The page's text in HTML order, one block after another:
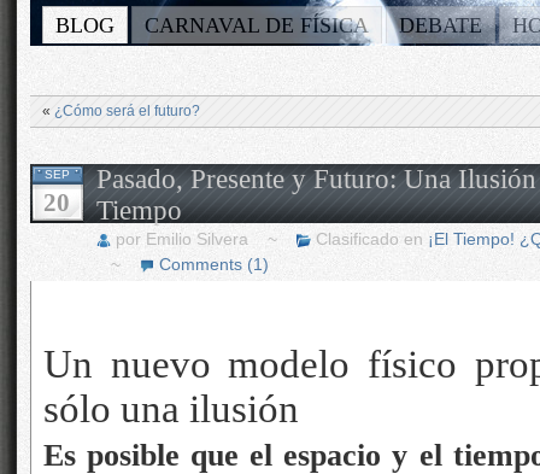
BLOG CARNAVAL DE FÍSICA DEBATE
« ¿Cómo será el futuro?
SEP
20
Pasado, Presente y Futuro: Una
Tiempo
por Emilio Silvera ~ Clasificado en ¡El Tiempo!
~
Comments (1)
Un nuevo modelo físico
sólo una ilusión
Es posible que el espacio y el